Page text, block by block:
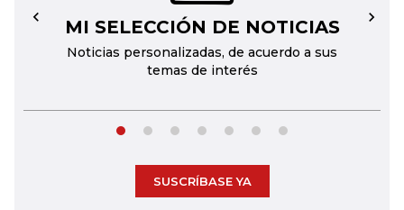
MI SELECCIÓN DE NOTICIAS
Noticias personalizadas, de acuerdo a sus
temas de interés
← →
SUSCRÍBASE YA